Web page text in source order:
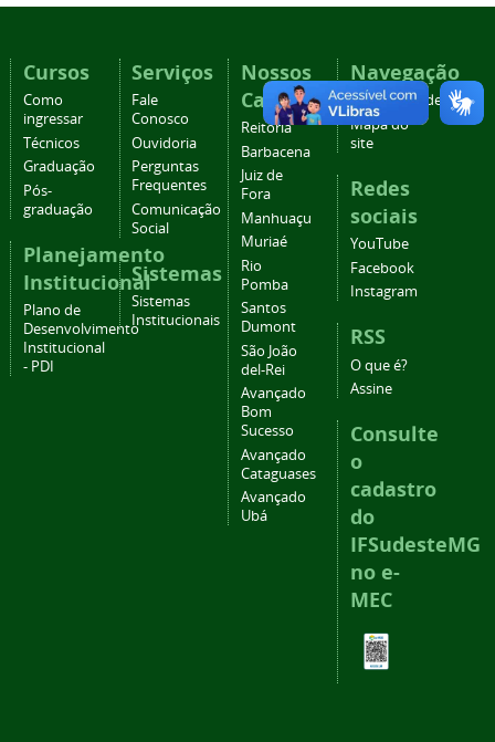
Cursos
Como
ingressar
Técnicos
Graduação
Pós-
graduação
Planejamento
Institucional
Plano de
Desenvolvimento
Institucional
- PDI
Serviços
Fale
Conosco
Ouvidoria
Perguntas
Frequentes
Comunicação
Social
Sistemas
Sistemas
Institucionais
Nossos
Campi
Reitoria
Barbacena
Juiz de
Fora
Manhuaçu
Muriaé
Rio
Pomba
Santos
Dumont
São João
del-Rei
Avançado
Bom
Sucesso
Avançado
Cataguases
Avançado
Ubá
Navegação
Acessibilidade
Mapa do
site
Redes
sociais
YouTube
Facebook
Instagram
RSS
O que é?
Assine
Consulte
o
cadastro
do
IFSudesteMG
no e-
MEC